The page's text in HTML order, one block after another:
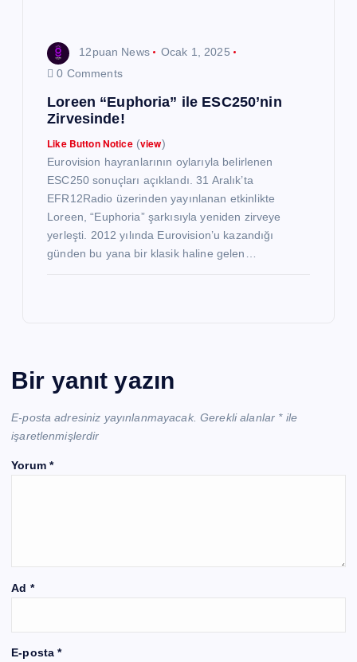
12puan News
Ocak 1, 2025
0 Comments
Loreen “Euphoria” ile ESC250’nin
Zirvesinde!
Like Button Notice(view)
Eurovision hayranlarının oylarıyla belirlenen
ESC250 sonuçları açıklandı. 31 Aralık’ta
EFR12Radio üzerinden yayınlanan etkinlikte
Loreen, “Euphoria” şarkısıyla yeniden zirveye
yerleşti. 2012 yılında Eurovision’u kazandığı
günden bu yana bir klasik haline gelen…
Bir yanıt yazın
E-posta adresiniz yayınlanmayacak. Gerekli alanlar *ile
işaretlenmişlerdir
Yorum *
Ad *
E-posta*